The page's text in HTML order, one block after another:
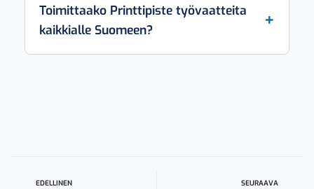
Toimittaako Printtipiste työvaatteita
kaikkialle Suomeen?
EDELLINEN SEURAAVA